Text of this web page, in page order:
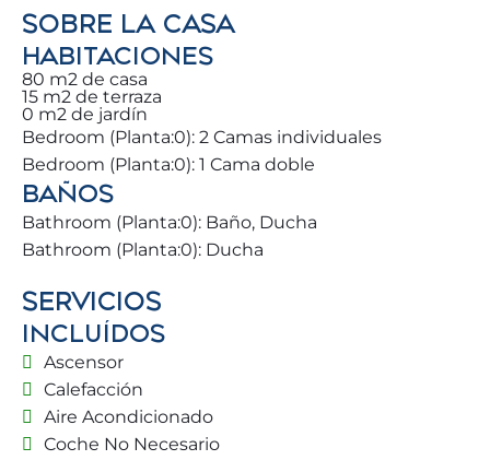
inolvidables para ti y tu familia 🏡.
Nos dedicamos a asegurar que nuestros
huéspedes exploren Torremolinos de la mejor
manera posible, ofreciendo asesoramiento sobre
actividades, restaurantes y entretenimiento
cercano. Disfruta de la proximidad a las
maravillosas playas de Torremolinos y una amplia
gama de actividades de ocio 🌅.
nuestro apartamento. Desde disfrutar de un café
matutino con vistas espectaculares al Mar
Mediterráneo en nuestra magnífica terraza, hasta
atardeceres de ensueño con vistas panorámicas
de más de 270º de mar y tierra, y noches de Netflix
SOBRE LA CASA
HABITACIONES
80 m2 de casa
15 m2 de terraza
0 m2 de jardín
Bedroom (Planta:0): 2 Camas individuales
Bedroom (Planta:0): 1 Cama doble
BAÑOS
Bathroom (Planta:0): Baño, Ducha
Bathroom (Planta:0): Ducha
SERVICIOS
INCLUÍDOS
Ascensor
Calefacción
Aire Acondicionado
Coche No Necesario